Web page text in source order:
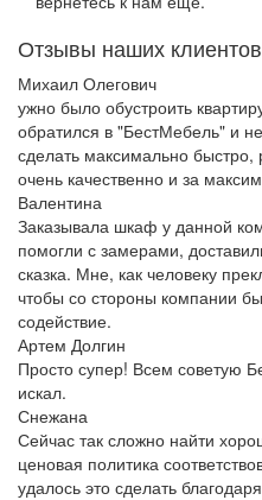
Отзывы наших клиентов
Михаил Олегович
ужно было обустроить
обратился в "БестМебель" и
сделать максимально быстро,
очень качественно и за
Валентина
Заказывала шкаф у данной
помогли с замерами,
сказка. Мне, как человеку
чтобы со стороны компании
содействие.
Артем Долгин
Просто супер! Всем советую
искал.
Снежана
Сейчас так сложно найти
ценовая политика
удалось это сделать